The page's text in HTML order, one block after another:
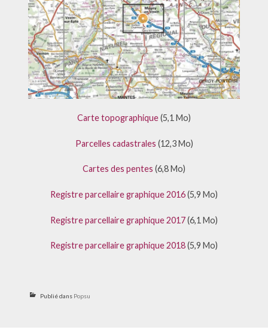
Carte topographique(5,1 Mo)
Parcelles cadastrales (12,3 Mo)
Cartes des pentes (6,8 Mo)
Registre parcellaire graphique 2016(5,9 Mo)
Registre parcellaire graphique 2017(6,1 Mo)
Registre parcellaire graphique 2018(5,9 Mo)
Publié dans Popsu